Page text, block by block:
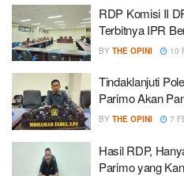
RDP Komisi II
Terbitnya IPR
BY THE OPINI 10
Tindaklanjuti
Parimo Akan
BY THE OPINI 7
Hasil RDP,
Parimo yang